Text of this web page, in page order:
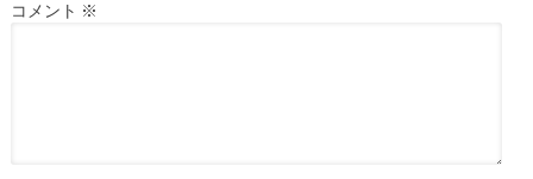
コメント ※